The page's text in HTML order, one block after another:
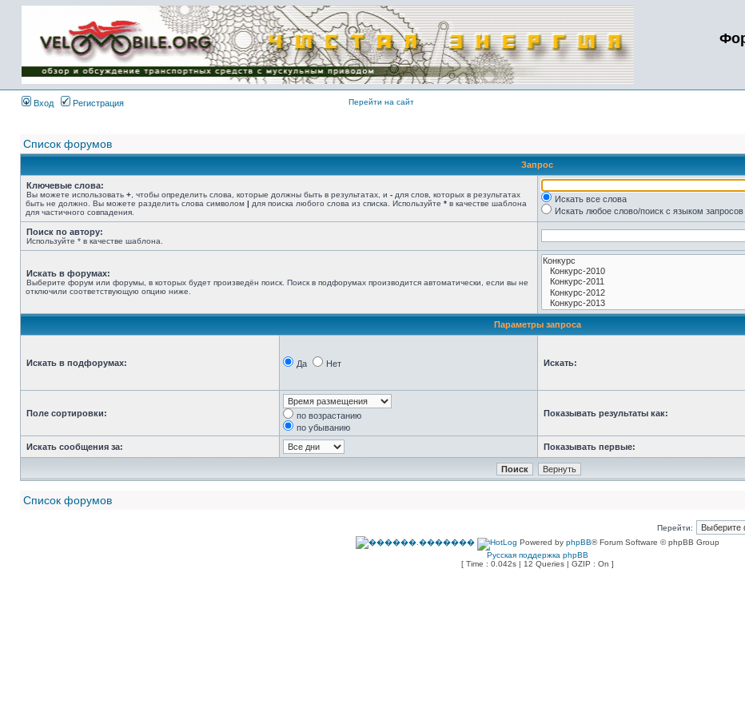
Имя пользователя:
Пароль:
{ LOG_ME_IN_SHORT
}
Вход Регистрация Перейти на сайт
Список форумов
Запрос
Ключевые слова:
Вы можете использовать + , чтобы определить слова, которые должны быть в результатах, и - для слов, которых в результатах
быть не должно. Вы можете разделить слова символом | для поиска любого слова из списка. Используйте * в качестве шаблона
для частичного совпадения.
Искать все слова
Искать любое слово/поиск с языком запросов
Поиск по автору:
Используйте * в качестве шаблона.
Искать в форумах:
Выберите форум или форумы, в которых будет произведён поиск. Поиск в подфорумах производится автоматически, если вы не
отключили соответствующую опцию ниже.
Параметры запроса
Искать в подфорумах: Да Нет Искать:
Поле сортировки:
по возрастанию
по убыванию
Показывать результаты как:
Искать сообщения за: Показывать первые:
Список форумов
Перейти:
Powered by phpBB® Forum Software © phpBB Group
Русская поддержка phpBB
[ Time : 0.042s | 12 Queries | GZIP : On ]